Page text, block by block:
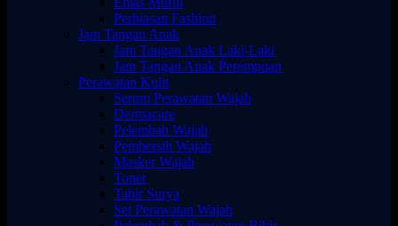
Perhiasan Fashion
Jam Tangan Anak
Jam Tangan Anak Laki-Laki
Jam Tangan Anak Perempuan
Perawatan Kulit
Serum Perawatan Wajah
Dermacare
Pelembab Wajah
Pembersih Wajah
Masker Wajah
Toner
Tabir Surya
Set Perawatan Wajah